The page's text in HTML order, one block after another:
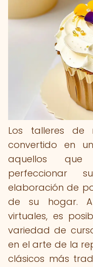
Los talleres de
convertido en
aquellos
perfeccionar
elaboración de
de su hogar.
virtuales, es
variedad de
en el arte de la
clásicos más